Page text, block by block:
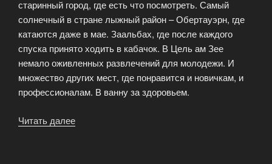
старинный город, где есть что посмотреть. Самый
солнечный в стране лыжный район – Обертауэрн, где
катаются даже в мае. Заальбах, где после каждого
спуска принято ходить в кабачок. В Цель ам Зее
немало оживленных развлечений для молодежи. И
множество других мест, где понравится и новичкам, и
профессионалам. В ванну за здоровьем.
Читать далее